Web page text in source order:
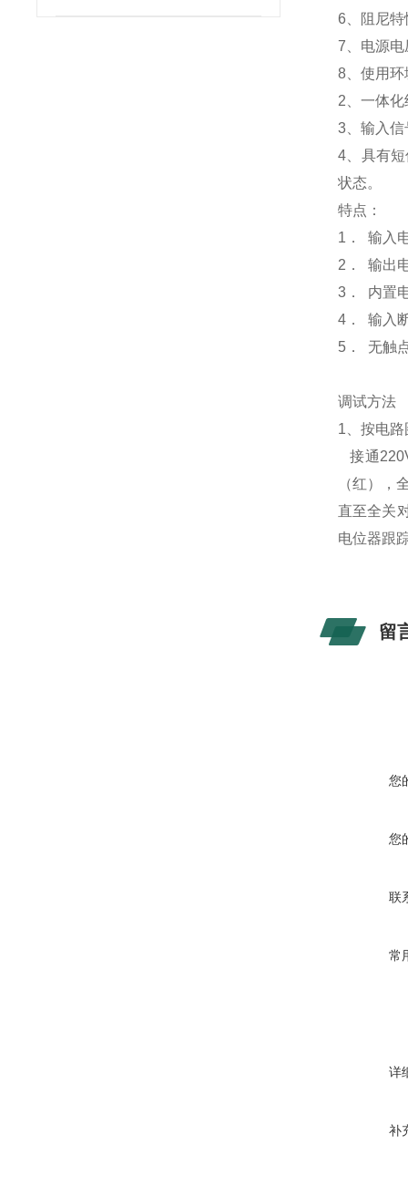
6、阻尼
7、电源
8、使用
2、一体
3、输入
4、具有
状态。
特点：
1． 输入
2． 输出
3． 内置
4． 输入
5． 无触
调试方法
1、按电
接通
（红），
直至全关
电位器跟
留
您
您
联
常
详
补